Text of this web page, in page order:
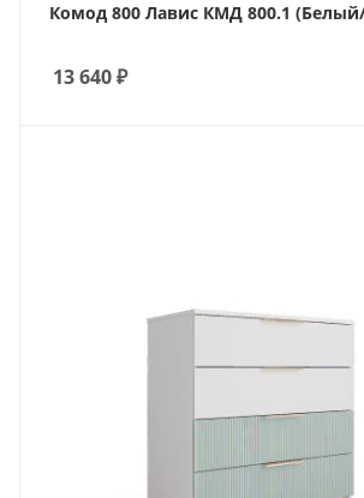
Комод 800 Лавис КМД 800.1
13 640₽